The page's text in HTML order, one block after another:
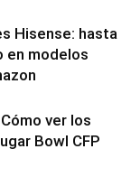
Hisense: hasta
en modelos
ver los
Bowl CFP